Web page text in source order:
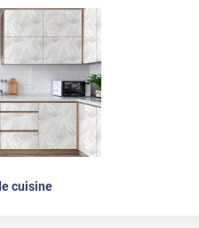
cuisine